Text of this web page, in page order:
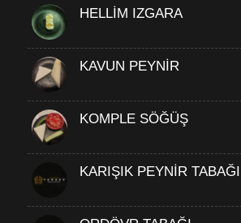
HELLİM IZGARA
KAVUN PEYNİR
KOMPLE SÖĞÜŞ
KARIŞIK PEYNİR TABAĞI